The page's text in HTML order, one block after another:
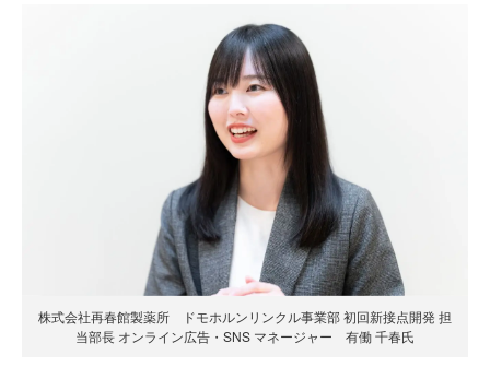
株式会社再春館製薬所 ドモホルンリンクル事業部 初回新接点開発 担
当部長 オンライン広告・SNS マネージャー 有働 千春氏